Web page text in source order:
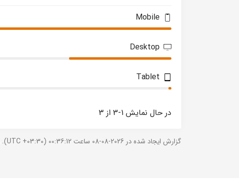
Mobile
Desktop
Tablet
در حال نمایش 1-3 از 3
گزارش ایجاد شده در 2026-08-08 ساعت 00:36:12 (UTC +03:30).